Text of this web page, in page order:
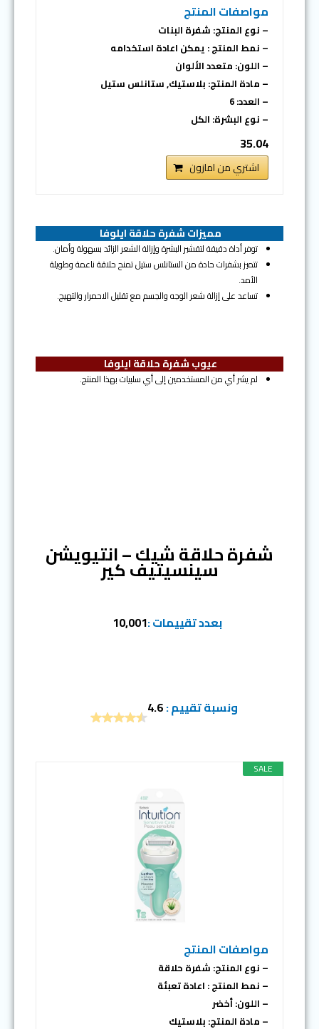
مواصفات المنتج
– نوع المنتج: شفرة البنات
– نمط المنتج : يمكن اعادة استخدامه
– اللون: متعدد الألوان
– مادة المنتج: بلاستيك, ستانلس ستيل
– العدد: 6
– نوع البشرة: الكل
35.04
اشتري من امازون
مميزات شفرة حلاقة ايلوفا
توفر أداة دقيقة لتقشير البشرة وإزالة الشعر الزائد بسهولة وأمان.
تتميز بشفرات حادة من الستانلس ستيل تمنح حلاقة ناعمة وطويلة
الأمد.
تساعد على إزالة شعر الوجه والجسم مع تقليل الاحمرار والتهيج.
عيوب شفرة حلاقة ايلوفا
لم يشر أي من المستخدمين إلى أي سلبيات بهذا المنتج.
شفرة حلاقة شيك – انتيويشن
سينسيتيف كير
بعدد تقييمات :10,001
ونسبة تقييم :4.6
SALE
مواصفات المنتج
– نوع المنتج: شفرة حلاقة
– نمط المنتج : اعادة تعبئة
– اللون: أخضر
– مادة المنتج: بلاستيك